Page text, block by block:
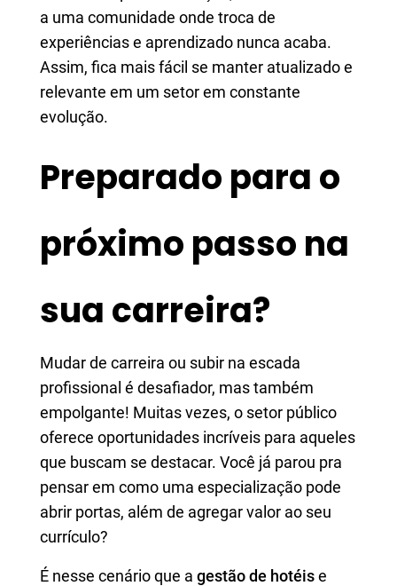
a uma comunidade onde troca de
experiências e aprendizado nunca acaba.
Assim, fica mais fácil se manter atualizado e
relevante em um setor em constante
evolução.
Preparado para o
próximo passo na
sua carreira?
Mudar de carreira ou subir na escada
profissional é desafiador, mas também
empolgante! Muitas vezes, o setor público
oferece oportunidades incríveis para aqueles
que buscam se destacar. Você já parou pra
pensar em como uma especialização pode
abrir portas, além de agregar valor ao seu
currículo?
É nesse cenário que a gestão de hotéise